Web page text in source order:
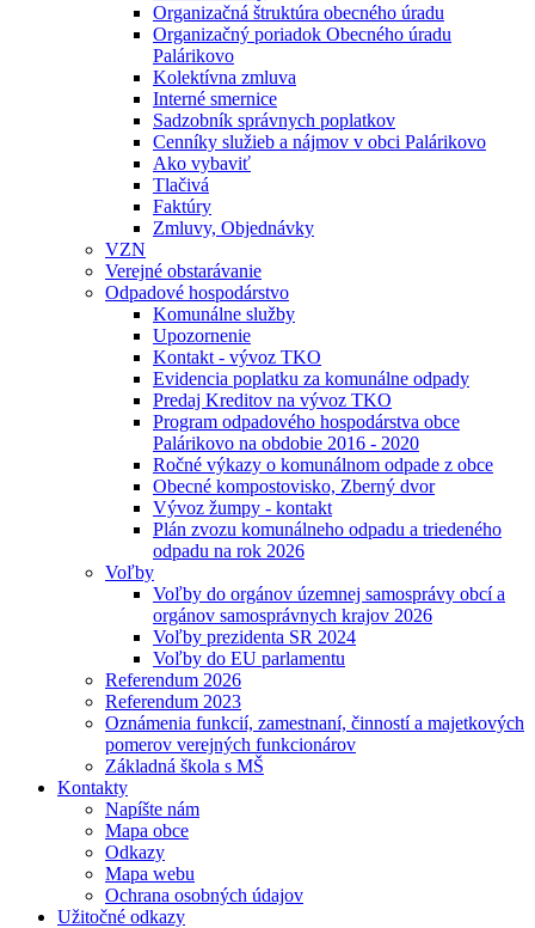
Organizačná štruktúra obecného úradu
Organizačný poriadok Obecného úradu
Palárikovo
Kolektívna zmluva
Interné smernice
Sadzobník správnych poplatkov
Cenníky služieb a nájmov v obci Palárikovo
Ako vybaviť
Tlačivá
Faktúry
Zmluvy, Objednávky
VZN
Verejné obstarávanie
Odpadové hospodárstvo
Komunálne služby
Upozornenie
Kontakt - vývoz TKO
Evidencia poplatku za komunálne odpady
Predaj Kreditov na vývoz TKO
Program odpadového hospodárstva obce
Palárikovo na obdobie 2016 - 2020
Ročné výkazy o komunálnom odpade z obce
Obecné kompostovisko, Zberný dvor
Vývoz žumpy - kontakt
Plán zvozu komunálneho odpadu a triedeného
odpadu na rok 2026
Voľby
Voľby do orgánov územnej samosprávy obcí a
orgánov samosprávnych krajov 2026
Voľby prezidenta SR 2024
Voľby do EU parlamentu
Referendum 2026
Referendum 2023
Oznámenia funkcií, zamestnaní, činností a majetkových
pomerov verejných funkcionárov
Základná škola s MŠ
Kontakty
Napíšte nám
Mapa obce
Odkazy
Mapa webu
Ochrana osobných údajov
Užitočné odkazy